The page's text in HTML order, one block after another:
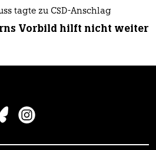
tagte zu CSD-Anschlag
Vorbild hilft nicht weiter